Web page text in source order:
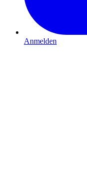
Anmelden